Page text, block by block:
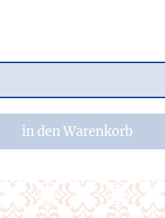
in den Warenkorb